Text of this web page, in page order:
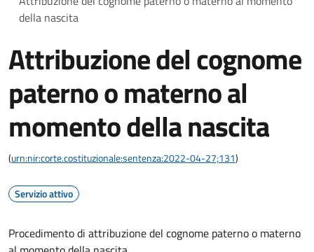
della nascita
Attribuzione del cognome
paterno o materno al
momento della nascita
(urn:nir:corte.costituzionale:sentenza:2022-04-27;131)
Servizio attivo
Procedimento di attribuzione del cognome paterno o materno